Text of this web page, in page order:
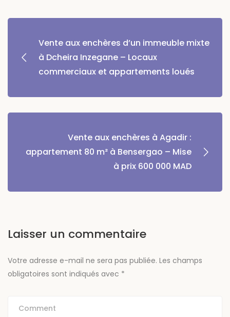
Vente aux enchères d’un immeuble mixte
à Dcheira Inzegane – Locaux
commerciaux et appartements loués
Vente aux enchères à Agadir :
appartement 80 m² à Bensergao – Mise
à prix 600 000 MAD
Laisser un commentaire
Votre adresse e-mail ne sera pas publiée. Les champs
obligatoires sont indiqués avec *